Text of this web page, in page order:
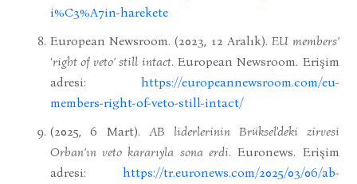
i%C3%A7in-harekete
European Newsroom. (2023, 12 Aralık).EU members’
‘right of veto’ still intact. European Newsroom. Erişim
adresi: https://europeannewsroom.com/eu-
members-right-of-veto-still-intact/
(2025, 6 Mart). AB liderlerinin Brüksel'deki zirvesi
Orban’ın veto kararıyla sona erdi. Euronews. Erişim
adresi: https://tr.euronews.com/2025/03/06/ab-